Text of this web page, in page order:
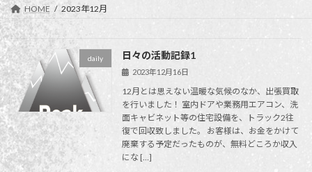
プ
動
HOME 2023年12月
daily 日々の活動記録1
2023年12月16日
12月とは思えない温暖な気候のなか、出張買取
を行いました！ 室内ドアや業務用エアコン、洗
面キャビネット等の住宅設備を、トラック2往
復で回収致しました。 お客様は、お金をかけて
廃棄する予定だったものが、無料どころか収入
にな […]